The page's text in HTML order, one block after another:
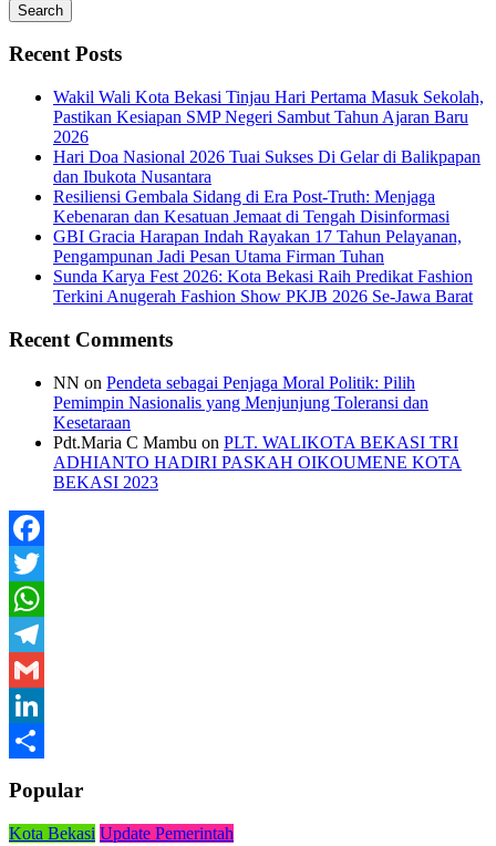
Search
Recent Posts
Wakil Wali Kota Bekasi Tinjau Hari Pertama Masuk Sekolah,
Pastikan Kesiapan SMP Negeri Sambut Tahun Ajaran Baru
2026
Hari Doa Nasional 2026 Tuai Sukses Di Gelar di Balikpapan
dan Ibukota Nusantara
Resiliensi Gembala Sidang di Era Post-Truth: Menjaga
Kebenaran dan Kesatuan Jemaat di Tengah Disinformasi
GBI Gracia Harapan Indah Rayakan 17 Tahun Pelayanan,
Pengampunan Jadi Pesan Utama Firman Tuhan
Sunda Karya Fest 2026: Kota Bekasi Raih Predikat Fashion
Terkini Anugerah Fashion Show PKJB 2026 Se-Jawa Barat
Recent Comments
NN on Pendeta sebagai Penjaga Moral Politik: Pilih
Pemimpin Nasionalis yang Menjunjung Toleransi dan
Kesetaraan
Pdt.Maria C Mambu on PLT. WALIKOTA BEKASI TRI
ADHIANTO HADIRI PASKAH OIKOUMENE KOTA
BEKASI 2023
Facebook
Twitter
WhatsApp
Telegram
Gmail
LinkedIn
Popular
Kota Bekasi Update Pemerintah